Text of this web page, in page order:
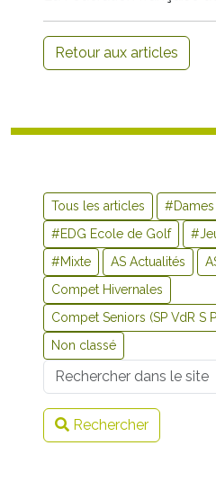
Retour aux articles
Tous les articles
#Dames
#EDG Ecole de Golf
#Mixte
AS Actualités
Compet Hivernales
Compet Seniors (SP VdR S
Non classé
Username
Rechercher